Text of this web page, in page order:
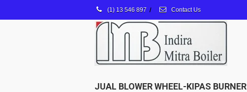
(1) 13 546 897 / Contact Us
JUAL BLOWER WHEEL-KIPAS BURNER